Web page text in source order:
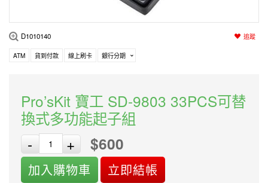
D1010140 追蹤
ATM 貨到付款 線上刷卡 銀行分期
Pro’sKit 寶工 SD-9803 33PCS可替
換式多功能起子組
-
+ $600
加入購物車 立即結帳